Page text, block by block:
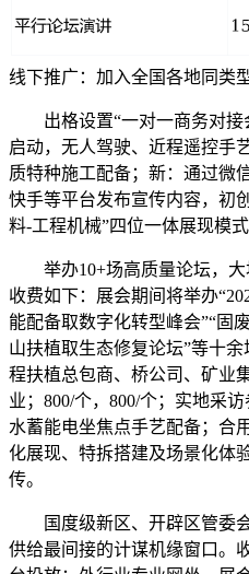
线下推广：加入全国各地同类
出格设置“一对一商务对接
启动，无人驾驶、近程遥控手
质特种施工配备；新：通过微
快手等平台发布宣传内容，初
料-工程机械”四位一体展现模
举办10+场高质量论坛，大
收费如下：展会期间将举办
能配备取数字化转型峰会”“固
山扶植取生态修复论坛”等十
程扶植总包商、桥公司、矿业
业；800/个，800/个；实地采
水蓄能电坐焦点手艺配备；合
化展现、特拆搭建及场景化体
传。
国度级新区、开辟区管委会
供给最间接的计谋机缘窗口